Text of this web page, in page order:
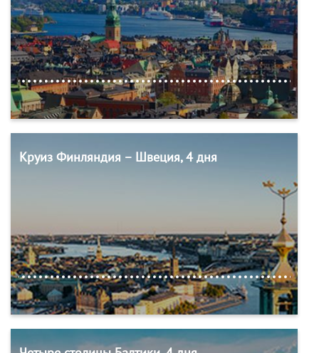
Круиз Финляндия – Швеция, 4 дня